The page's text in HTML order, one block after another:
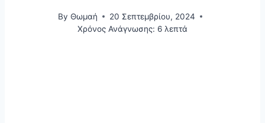
By Θωμαή
20 Σεπτεμβρίου, 2024
Χρόνος Ανάγνωσης: 6 λεπτά